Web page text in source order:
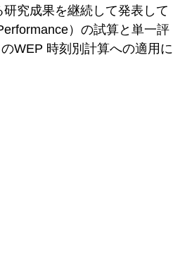
究成果を継続して発表して
）の試算と単一評
WEP 時刻別計算への適用に